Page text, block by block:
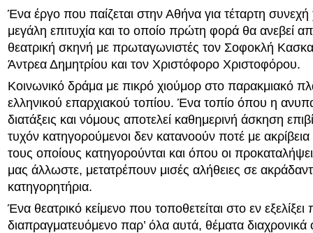
Ένα έργο που παίζεται στην Αθήνα για τέταρτη συνεχή
μεγάλη επιτυχία και το οποίο πρώτη φορά θα ανεβεί
θεατρική σκηνή με πρωταγωνιστές τον Σοφοκλή
Άντρεα Δημητρίου και τον Χριστόφορο Χριστοφόρου.
Κοινωνικό δράμα με πικρό χιούμορ στο παρακμιακό
ελληνικού επαρχιακού τοπίου. Ένα τοπίο όπου η
διατάξεις και νόμους αποτελεί καθημερινή άσκηση
τυχόν κατηγορούμενοι δεν κατανοούν ποτέ με
τους οποίους κατηγορούνται και όπου οι
μας άλλωστε, μετατρέπουν μισές αλήθειες σε
κατηγορητήρια.
Ένα θεατρικό κείμενο που τοποθετείται στο εν
διαπραγματευόμενο παρ’ όλα αυτά, θέματα